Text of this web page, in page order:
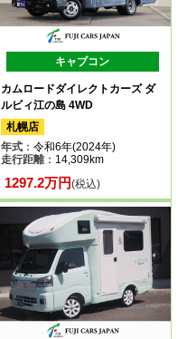
キャブコン
カムロードダイレクトカーズ ダ
ルビィ江の島 4WD
札幌店
年式：令和6年(2024年)
走行距離：14,309km
1297.2万円(税込)